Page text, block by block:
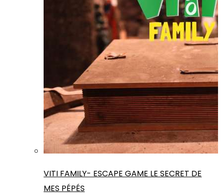
VITI FAMILY- ESCAPE GAME LE SECRET DE
MES PÉPÉS